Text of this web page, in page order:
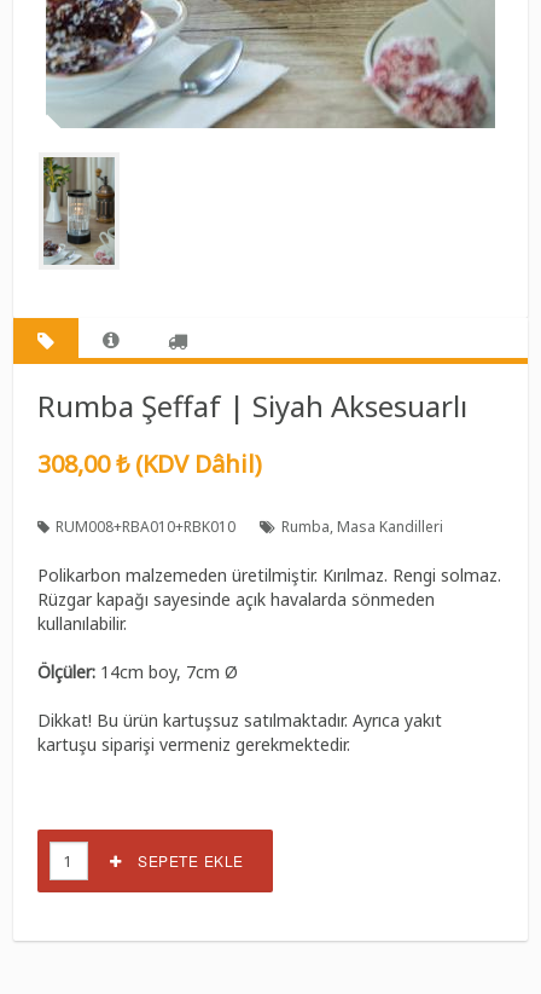
Rumba Şeffaf | Siyah Aksesuarlı
308,00 ₺ (KDV Dâhil)
RUM008+RBA010+RBK010 Rumba Masa Kandilleri
Polikarbon malzemeden üretilmiştir. Kırılmaz. Rengi solmaz.
Rüzgar kapağı sayesinde açık havalarda sönmeden
kullanılabilir.
Ölçüler: 14cm boy, 7cm Ø
Dikkat! Bu ürün kartuşsuz satılmaktadır. Ayrıca yakıt
kartuşu siparişi vermeniz gerekmektedir.
SEPETE EKLE